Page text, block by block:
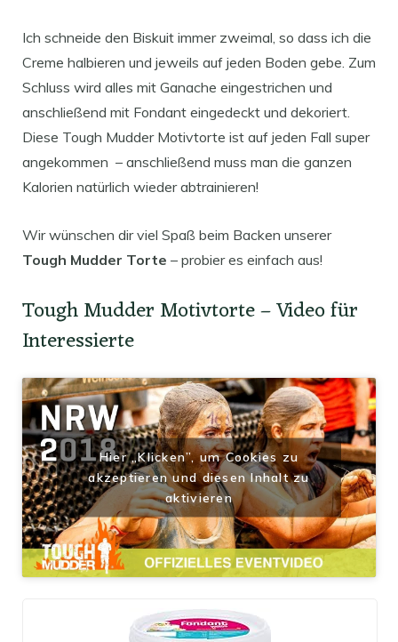
Ich schneide den Biskuit immer zweimal, so dass ich die
Creme halbieren und jeweils auf jeden Boden gebe. Zum
Schluss wird alles mit Ganache eingestrichen und
anschließend mit Fondant eingedeckt und dekoriert.
Diese Tough Mudder Motivtorte ist auf jeden Fall super
angekommen – anschließend muss man die ganzen
Kalorien natürlich wieder abtrainieren!
Wir wünschen dir viel Spaß beim Backen unserer
Tough Mudder Torte – probier es einfach aus!
Tough Mudder Motivtorte – Video für
Interessierte
Hier „Klicken”, um Cookies zu
akzeptieren und diesen Inhalt zu
aktivieren